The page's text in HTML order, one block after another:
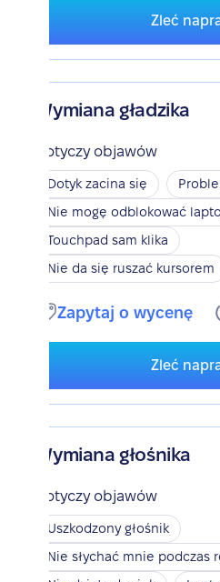
Zleć
Wymiana gładzika
Dotyczy objawów
Dotyk zacina się
Nie mogę odblokować
Touchpad sam klika
Nie da się ruszać kursorem
Zapytaj o wycenę
Zleć
Wymiana głośnika
Dotyczy objawów
Uszkodzony głośnik
Nie słychać mnie podczas